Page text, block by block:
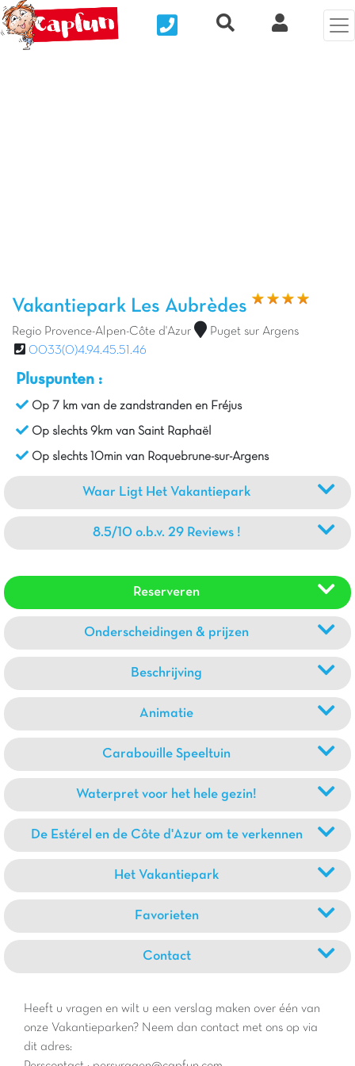
Nous contacterRecherche rapide
Mijn Clix
Vakantiepark Les Aubrèdes
Regio Provence-Alpen-Côte d'Azur
Puget sur Argens
0033(0)4.94.45.51.46
Pluspunten :
Op 7 km van de zandstranden en Fréjus
Op slechts 9km van Saint Raphaël
Op slechts 10min van Roquebrune-sur-Argens
Waar Ligt Het Vakantiepark
8.5/10 o.b.v. 29 Reviews !
Reserveren
Onderscheidingen & prijzen
Beschrijving
Animatie
Carabouille Speeltuin
Waterpret voor het hele gezin!
De Estérel en de Côte d'Azur om te verkennen
Het Vakantiepark
Favorieten
Contact
Heeft u vragen en wilt u een verslag maken over één van
onze Vakantieparken? Neem dan contact met ons op via
dit adres: